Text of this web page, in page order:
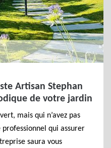
Artisan Stephan
de votre jardin
mais qui n’avez pas
qui assurer
saura vous